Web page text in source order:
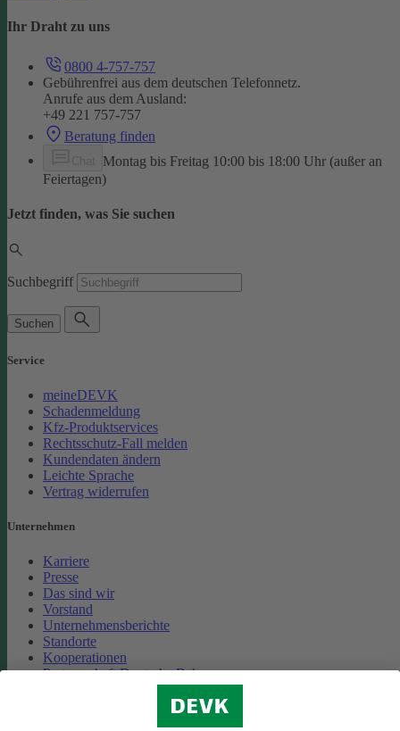
Ihr Draht zu uns
0800 4-757-757
Gebührenfrei aus dem deutschen Telefonnetz.
Anrufe aus dem Ausland:
+49 221 757-757
Beratung finden
Montag bis Freitag 10:00 bis 18:00 Uhr (außer an
Feiertagen)
Jetzt finden, was Sie suchen
Suchbegriff
Suchen
Service
meineDEVK
Schadenmeldung
Kfz-Produktservices
Rechtsschutz-Fall melden
Kundendaten ändern
Leichte Sprache
Vertrag widerrufen
Unternehmen
Karriere
Presse
Das sind wir
Vorstand
Unternehmensberichte
Standorte
Kooperationen
Partnerschaft Deutsche Bahn